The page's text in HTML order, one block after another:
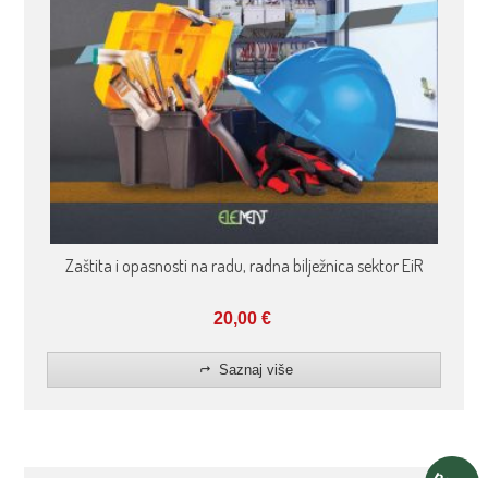
Zaštita i opasnosti na radu, radna bilježnica sektor EiR
20,00 €
Saznaj više